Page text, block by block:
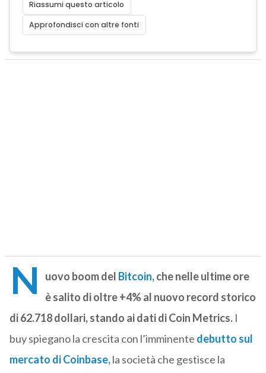
Riassumi questo articolo
Approfondisci con altre fonti
N uovo boom del Bitcoin,che nelle ultime ore
è salito di oltre +4% al nuovo record storico
di 62.718 dollari, stando ai dati di Coin Metrics.I
buy spiegano la crescita con l’imminente debutto sul
mercato di Coinbase,la società che gestisce la